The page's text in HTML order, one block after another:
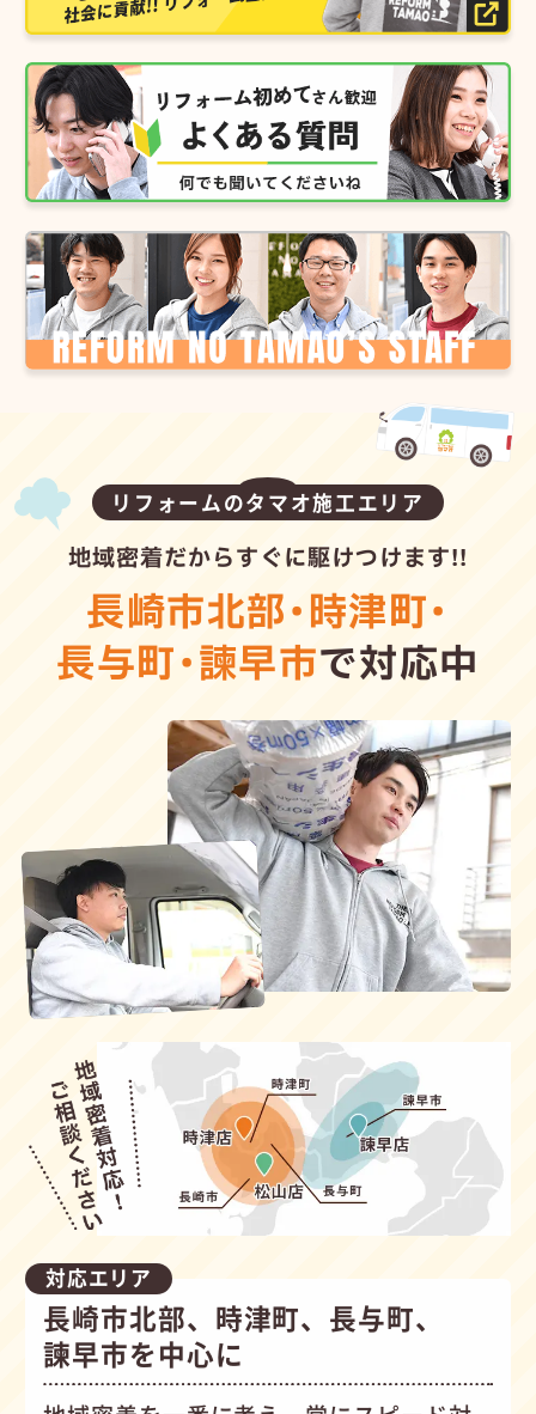
リフォームのタマオ施工エリア
地域密着だからすぐに駆けつけます!!
長崎市北部・時津町・
長与町・諫早市で対応中
対応エリア
長崎市北部、時津町、長与町、
諫早市を中心に